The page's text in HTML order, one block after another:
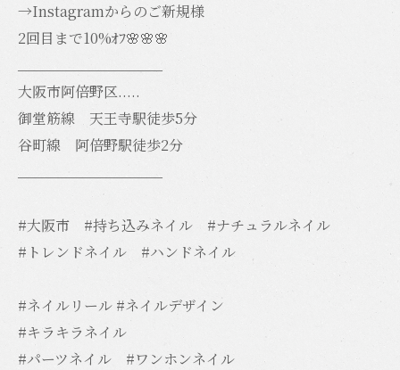
→Instagramからのご新規様
2回目まで10%ｵﾌ🌸🌸🌸
大阪市阿倍野区.....
御堂筋線 天王寺駅徒歩5分
谷町線 阿倍野駅徒歩2分
__________________
#大阪市 #持ち込みネイル #ナチュラルネイル
#トレンドネイル #ハンドネイル
#ネイルリール #ネイルデザイン
#キラキラネイル
#パーツネイル #ワンホンネイル